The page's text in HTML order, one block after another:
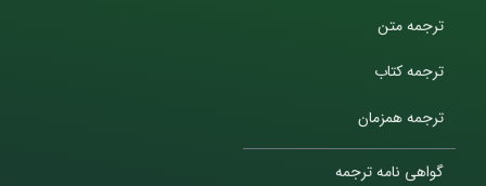
ترجمه متن
ترجمه کتاب
ترجمه همزمان
گواهی نامه ترجمه